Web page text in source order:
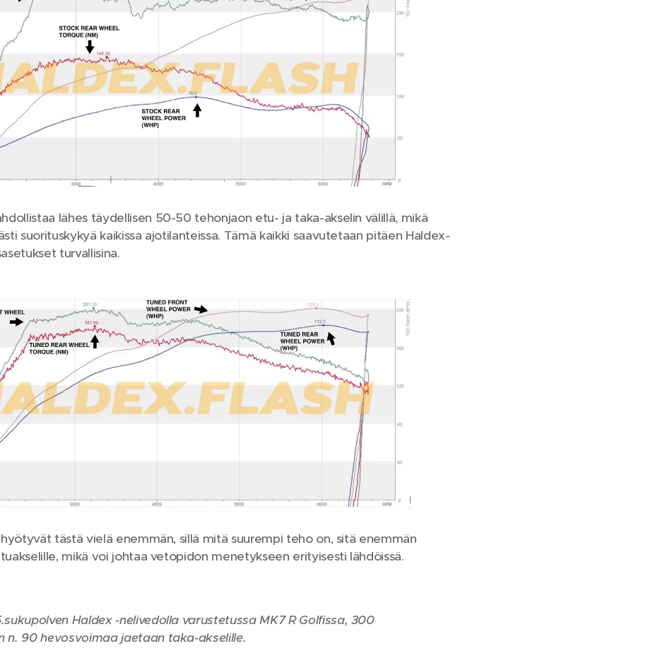
lähes täydellisen 50-50 tehonjaon etu- ja taka-akselin välillä, mikä
suorituskykyä kaikissa ajotilanteissa. Tämä kaikki saavutetaan pitäen Haldex-
turvallisina.
tästä vielä enemmän, sillä mitä suurempi teho on, sitä enemmän
mikä voi johtaa vetopidon menetykseen erityisesti lähdöissä.
Haldex -nelivedolla varustetussa MK7 R Golfissa, 300
n. 90 hevosvoimaa jaetaan taka-akselille.